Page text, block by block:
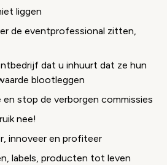
liggen
de eventprofessional zitten,
dat u inhuurt dat ze hun
blootleggen
en stop de verborgen commissies
nee!
innoveer en profiteer
labels, producten tot leven